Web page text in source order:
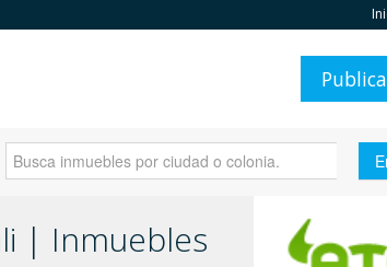
| Inmuebles